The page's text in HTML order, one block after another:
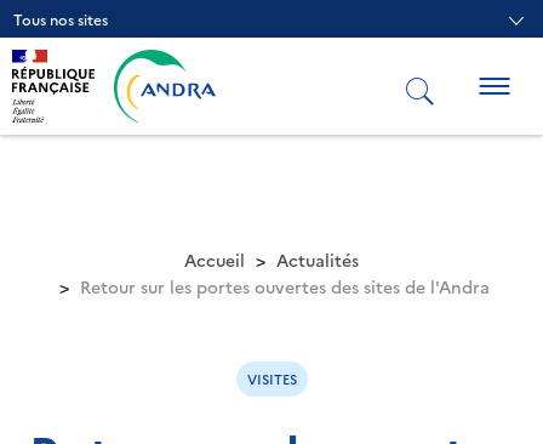
Aller
au
contenu
principal
Tous nos sites
Accueil
Actualités
Retour sur les portes ouvertes des sites de l'Andra
VISITES